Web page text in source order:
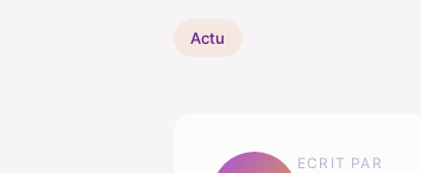
Actu
ECRIT PAR